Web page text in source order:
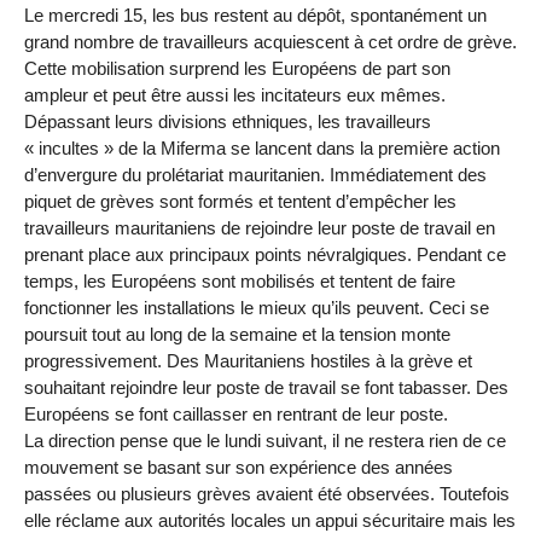
Le mercredi 15, les bus restent au dépôt, spontanément un
grand nombre de travailleurs acquiescent à cet ordre de grève.
Cette mobilisation surprend les Européens de part son
ampleur et peut être aussi les incitateurs eux mêmes.
Dépassant leurs divisions ethniques, les travailleurs
« incultes » de la Miferma se lancent dans la première action
d’envergure du prolétariat mauritanien. Immédiatement des
piquet de grèves sont formés et tentent d’empêcher les
travailleurs mauritaniens de rejoindre leur poste de travail en
prenant place aux principaux points névralgiques. Pendant ce
temps, les Européens sont mobilisés et tentent de faire
fonctionner les installations le mieux qu’ils peuvent. Ceci se
poursuit tout au long de la semaine et la tension monte
progressivement. Des Mauritaniens hostiles à la grève et
souhaitant rejoindre leur poste de travail se font tabasser. Des
Européens se font caillasser en rentrant de leur poste.
La direction pense que le lundi suivant, il ne restera rien de ce
mouvement se basant sur son expérience des années
passées ou plusieurs grèves avaient été observées. Toutefois
elle réclame aux autorités locales un appui sécuritaire mais les